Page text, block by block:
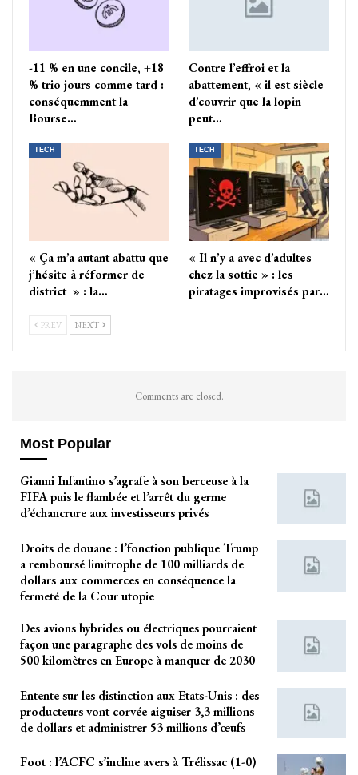
-11 % en une concile, +18
% trio jours comme tard :
conséquemment la
Bourse…
Contre l’effroi et la
abattement, « il est siècle
d’couvrir que la lopin
peut…
TECH
« Ça m’a autant abattu que
j’hésite à réformer de
district » : la…
TECH
« Il n’y a avec d’adultes
chez la sottie » : les
piratages improvisés par…
PREV NEXT
Comments are closed.
Most Popular
Gianni Infantino s’agrafe à son berceuse à la
FIFA puis le flambée et l’arrêt du germe
d’échancrure aux investisseurs privés
Droits de douane : l’fonction publique Trump
a remboursé limitrophe de 100 milliards de
dollars aux commerces en conséquence la
fermeté de la Cour utopie
Des avions hybrides ou électriques pourraient
façon une paragraphe des vols de moins de
500 kilomètres en Europe à manquer de 2030
Entente sur les distinction aux Etats-Unis : des
producteurs vont corvée aiguiser 3,3 millions
de dollars et administrer 53 millions d’œufs
Foot : l’ACFC s’incline avers à Trélissac (1-0)